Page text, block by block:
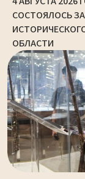
СОСТОЯЛОСЬ
ОБЛАСТИ